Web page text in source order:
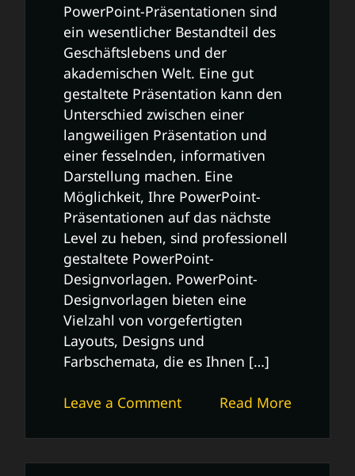
PowerPoint-Präsentationen sind
ein wesentlicher Bestandteil des
Geschäftslebens und der
akademischen Welt. Eine gut
gestaltete Präsentation kann den
Unterschied zwischen einer
langweiligen Präsentation und
einer fesselnden, informativen
Darstellung machen. Eine
Möglichkeit, Ihre PowerPoint-
Präsentationen auf das nächste
Level zu heben, sind professionell
gestaltete PowerPoint-
Designvorlagen. PowerPoint-
Designvorlagen bieten eine
Vielzahl von vorgefertigten
Layouts, Designs und
Farbschemata, die es Ihnen […]
Read More
Leave a Commenton
PowerPoint
Designvorlagen